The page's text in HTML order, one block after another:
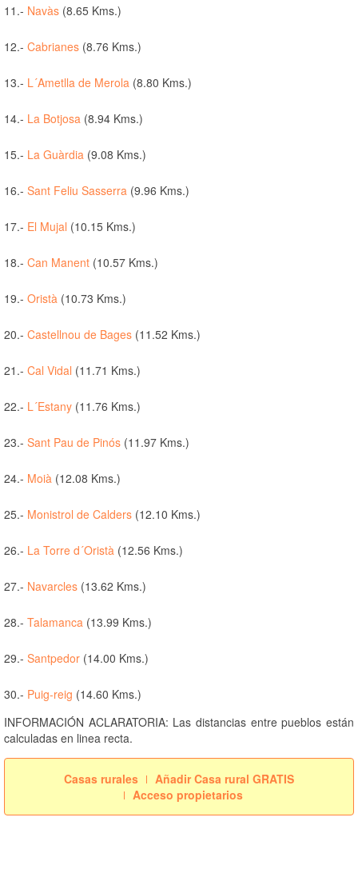
11.- Navàs (8.65 Kms.)
12.- Cabrianes (8.76 Kms.)
13.- L´Ametlla de Merola (8.80 Kms.)
14.- La Botjosa (8.94 Kms.)
15.- La Guàrdia (9.08 Kms.)
16.- Sant Feliu Sasserra (9.96 Kms.)
17.- El Mujal (10.15 Kms.)
18.- Can Manent (10.57 Kms.)
19.- Oristà (10.73 Kms.)
20.- Castellnou de Bages (11.52 Kms.)
21.- Cal Vidal (11.71 Kms.)
22.- L´Estany (11.76 Kms.)
23.- Sant Pau de Pinós (11.97 Kms.)
24.- Moià (12.08 Kms.)
25.- Monistrol de Calders (12.10 Kms.)
26.- La Torre d´Oristà (12.56 Kms.)
27.- Navarcles (13.62 Kms.)
28.- Talamanca (13.99 Kms.)
29.- Santpedor (14.00 Kms.)
30.- Puig-reig (14.60 Kms.)
INFORMACIÓN ACLARATORIA: Las distancias entre pueblos están
calculadas en linea recta.
Casas rurales
Añadir Casa rural GRATIS
Acceso propietarios